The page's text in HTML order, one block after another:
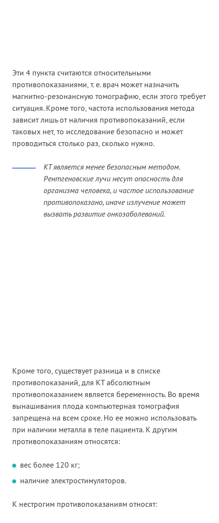
Эти 4 пункта считаются относительными
противопоказаниями, т. е. врач может назначить
магнитно-резонансную томографию, если этого требует
ситуация. Кроме того, частота использования метода
зависит лишь от наличия противопоказаний, если
таковых нет, то исследование безопасно и может
проводиться столько раз, сколько нужно.
КТ является менее безопасным методом.
Рентгеновские лучи несут опасность для
организма человека, и частое использование
противопоказано, иначе излучение может
вызвать развитие онкозаболеваний.
Кроме того, существует разница и в списке
противопоказаний, для КТ абсолютным
противопоказанием является беременность. Во время
вынашивания плода компьютерная томография
запрещена на всем сроке. Но ее можно использовать
при наличии металла в теле пациента. К другим
противопоказаниям относятся:
вес более 120 кг;
наличие электростимуляторов.
К нестрогим противопоказаниям относят: